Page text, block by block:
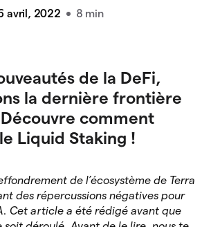
avril, 2022 8 min
de la DeFi,
la dernière frontière
comment
Liquid Staking !
de l’écosystème de Terra
des répercussions négatives pour
Cet article a été rédigé avant que